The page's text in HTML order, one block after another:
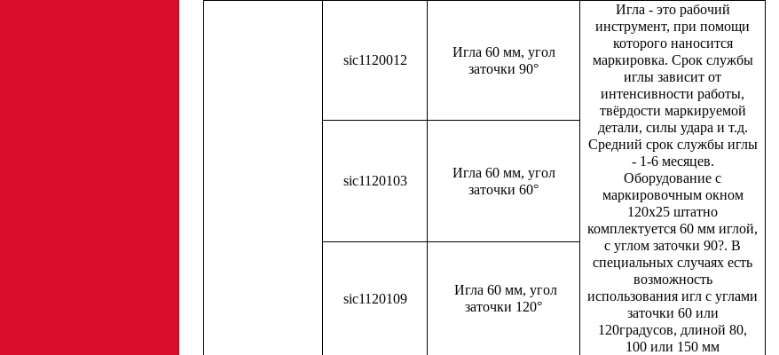
sic1120012
Игла 60 мм, угол
заточки 90°
Игла - это рабочий
инструмент, при помощи
которого наносится
маркировка. Срок службы
иглы зависит от
интенсивности работы,
твёрдости маркируемой
детали, силы удара и т.д.
Средний срок службы иглы
- 1-6 месяцев.
Оборудование с
маркировочным окном
120х25 штатно
комплектуется 60 мм иглой,
с углом заточки 90?. В
специальных случаях есть
возможность
использования игл с углами
заточки 60 или
120градусов, длиной 80,
100 или 150 мм
sic1120103
Игла 60 мм, угол
заточки 60°
sic1120109
Игла 60 мм, угол
заточки 120°